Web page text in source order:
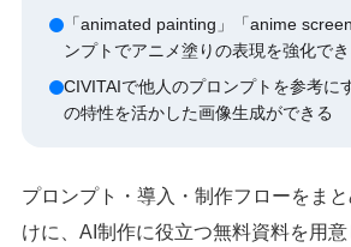
「animated painting」「anime
ンプトでアニメ塗りの表現を強化でき
CIVITAIで他人のプロンプトを参考に
の特性を活かした画像生成ができる
プロンプト・導入・制作フローをま
けに、AI制作に役立つ無料資料を用意